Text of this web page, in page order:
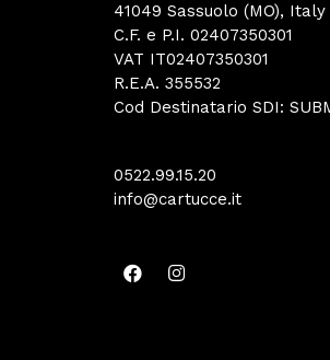
41049 Sassuolo (MO), Italy
C.F. e P.I. 02407350301
VAT IT02407350301
R.E.A. 355532
Cod Destinatario SDI:
0522.99.15.20
info@cartucce.it